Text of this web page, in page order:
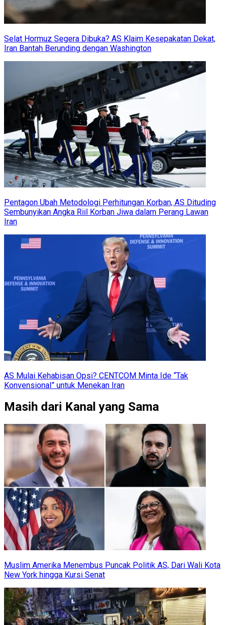
Selat Hormuz Segera Dibuka? AS Klaim Kesepakatan Dekat,
Iran Bantah Berunding dengan Washington
Pentagon Ubah Metodologi Perhitungan Korban, AS Dituding
Sembunyikan Angka Riil Korban Jiwa dalam Perang Lawan
Iran
AS Mulai Kehabisan Opsi? CENTCOM Minta Ide “Tak
Konvensional” untuk Menekan Iran
Masih dari Kanal yang Sama
Muslim Amerika Menembus Puncak Politik AS, Dari Wali Kota
New York hingga Kursi Senat